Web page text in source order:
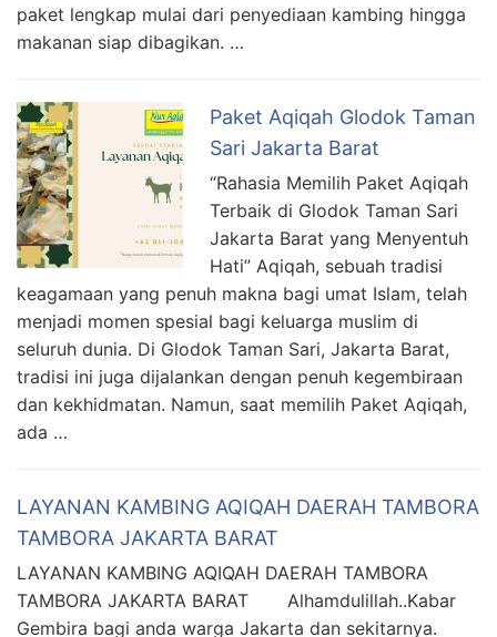
paket lengkap mulai dari penyediaan kambing hingga
makanan siap dibagikan. …
Paket Aqiqah Glodok Taman
Sari Jakarta Barat
“Rahasia Memilih Paket Aqiqah
Terbaik di Glodok Taman Sari
Jakarta Barat yang Menyentuh
Hati” Aqiqah, sebuah tradisi
keagamaan yang penuh makna bagi umat Islam, telah
menjadi momen spesial bagi keluarga muslim di
seluruh dunia. Di Glodok Taman Sari, Jakarta Barat,
tradisi ini juga dijalankan dengan penuh kegembiraan
dan kekhidmatan. Namun, saat memilih Paket Aqiqah,
ada …
LAYANAN KAMBING AQIQAH DAERAH TAMBORA
TAMBORA JAKARTA BARAT
LAYANAN KAMBING AQIQAH DAERAH TAMBORA
TAMBORA JAKARTA BARAT Alhamdulillah..Kabar
Gembira bagi anda warga Jakarta dan sekitarnya.